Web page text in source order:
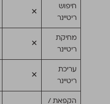
חיפוש
ריטיינר
✕
מחיקת
ריטיינר
✕
עריכת
ריטיינר
✕
הקפאת /